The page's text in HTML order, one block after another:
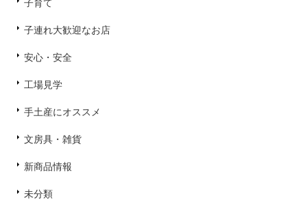
子育て
子連れ大歓迎なお店
安心・安全
工場見学
手土産にオススメ
文房具・雑貨
新商品情報
未分類